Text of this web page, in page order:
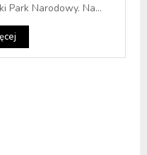
Park Narodowy. Na...